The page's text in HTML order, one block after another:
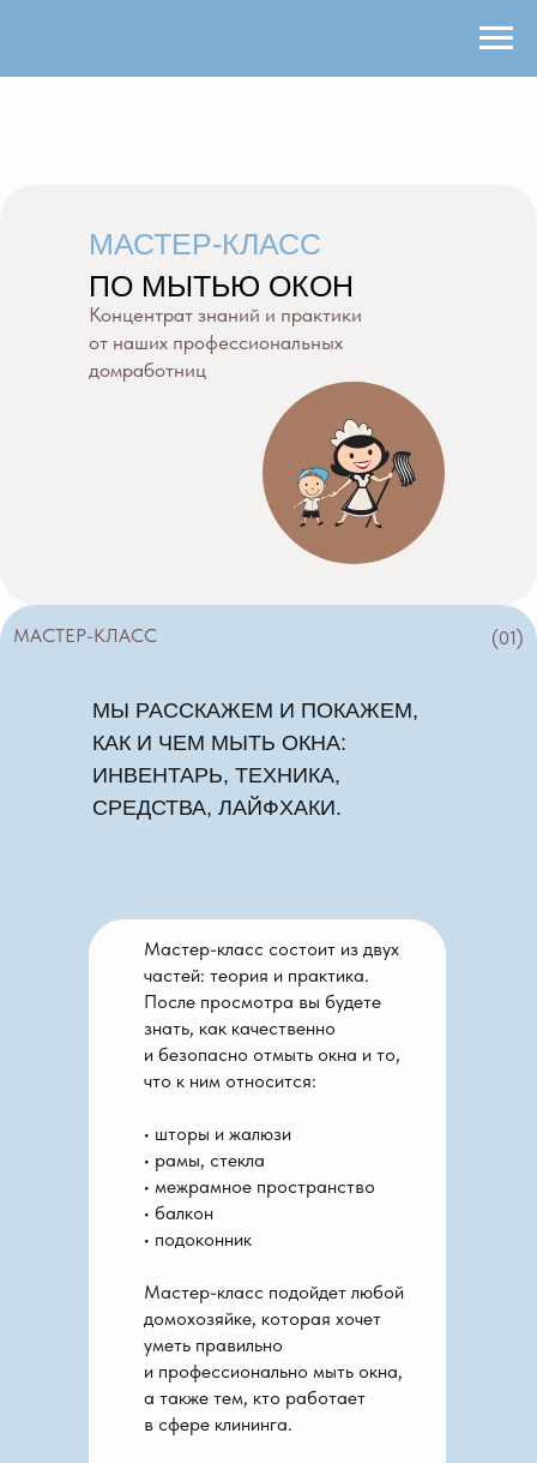
МАСТЕР-КЛАСС
ПО МЫТЬЮ ОКОН
Концентрат знаний и практики
от наших профессиональных
домработниц
(01)
МЫ РАССКАЖЕМ И ПОКАЖЕМ,
КАК И ЧЕМ МЫТЬ ОКНА:
ИНВЕНТАРЬ, ТЕХНИКА,
СРЕДСТВА, ЛАЙФХАКИ.
МАСТЕР-КЛАСС
Мастер-класс состоит из двух
частей: теория и практика.
После просмотра вы будете
знать, как качественно
и безопасно отмыть окна и то,
что к ним относится:
• шторы и жалюзи
• рамы, стекла
• межрамное пространство
• балкон
• подоконник
Мастер-класс подойдет любой
домохозяйке, которая хочет
уметь правильно
и профессионально мыть окна,
а также тем, кто работает
в сфере клининга.